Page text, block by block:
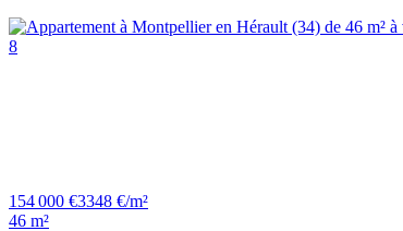
8
154 000 €3348 €/m²
46 m²